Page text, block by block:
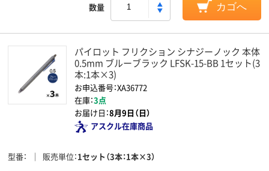
数量 カゴへ
パイロット フリクション シナジーノック 本体
0.5mm ブルーブラック LFSK-15-BB 1セット(3
本:1本×3)
お申込番号：XA36772
在庫：3点
お届け日：8月9日（日）
アスクル在庫商品
型番 販売単位 1セット（3本：1本×3）